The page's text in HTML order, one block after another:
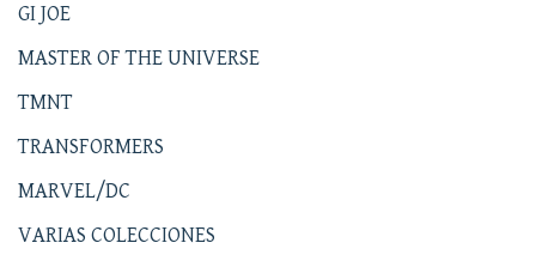
GI JOE
MASTER OF THE UNIVERSE
TMNT
TRANSFORMERS
MARVEL/DC
VARIAS COLECCIONES